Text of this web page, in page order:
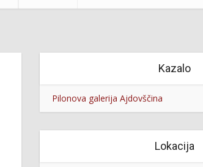
Kazalo
Pilonova galerija Ajdovščina
Lokacija